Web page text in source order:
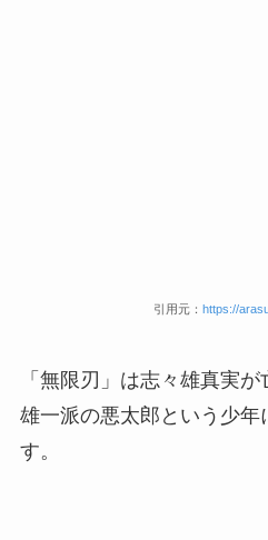
引用元： https://
「無限刃」は志々雄真実
雄一派の悪太郎という少年
す。